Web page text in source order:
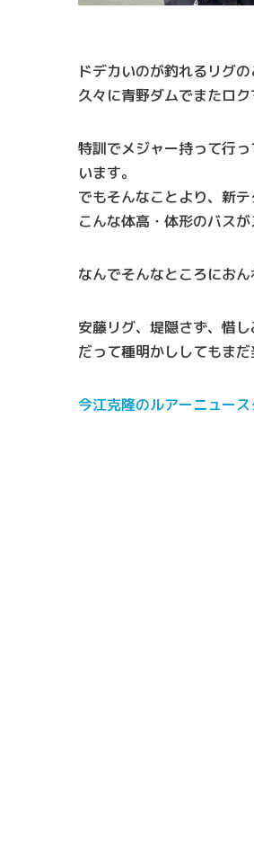
ドデカいのが釣れるリグの
久々に青野ダムでまたロク
特訓でメジャー持って行
います。
でもそんなことより、新
こんな体高・体形のバス
なんでそんなところにお
安藤リグ、堤隠さず、惜し
だって種明かししてもまだ
今江克隆のルアーニュー